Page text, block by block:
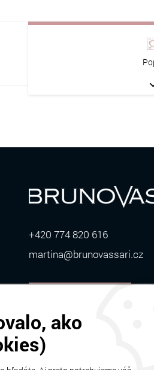
+420 774 820 616
martina@brunovassari.cz
Bruno Vassari | © 2026
ako